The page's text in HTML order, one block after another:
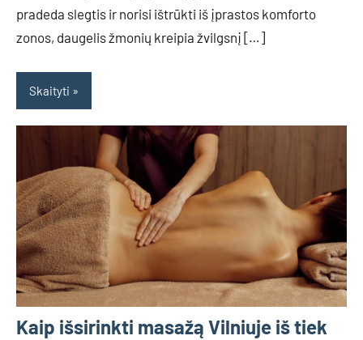
pradeda slegtis ir norisi ištrūkti iš įprastos komforto
zonos, daugelis žmonių kreipia žvilgsnį […]
Skaityti
Kaip išsirinkti masažą Vilniuje iš tiek